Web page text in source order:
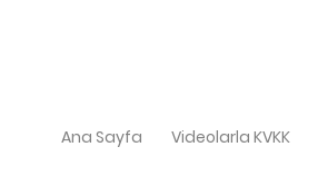
Ana Sayfa Videolarla KVKK